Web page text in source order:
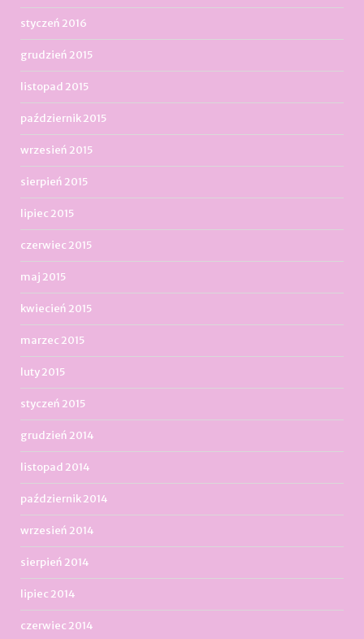
styczeń 2016
grudzień 2015
listopad 2015
październik 2015
wrzesień 2015
sierpień 2015
lipiec 2015
czerwiec 2015
maj 2015
kwiecień 2015
marzec 2015
luty 2015
styczeń 2015
grudzień 2014
listopad 2014
październik 2014
wrzesień 2014
sierpień 2014
lipiec 2014
czerwiec 2014